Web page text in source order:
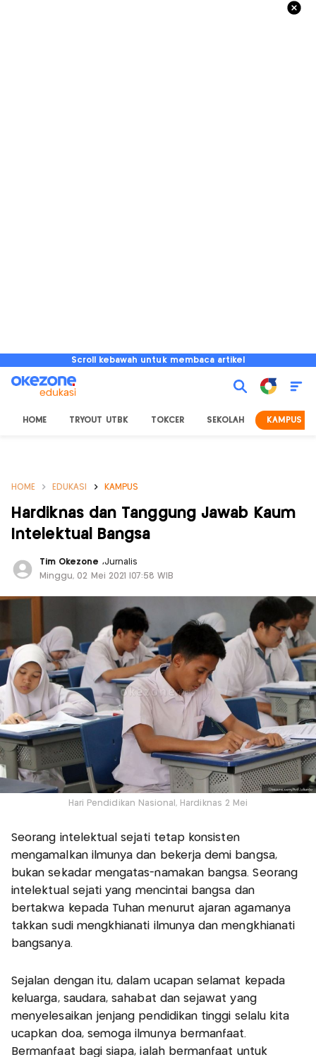
Scroll kebawah untuk membaca artikel
HOME TRYOUT UTBK TOKCER SEKOLAH KAMPUS
HOME EDUKASI KAMPUS
Hardiknas dan Tanggung Jawab Kaum
Intelektual Bangsa
Tim Okezone ,Jurnalis
Minggu, 02 Mei 2021 |07:58 WIB
Hari Pendidikan Nasional, Hardiknas 2 Mei
Seorang intelektual sejati tetap konsisten
mengamalkan ilmunya dan bekerja demi bangsa,
bukan sekadar mengatas-namakan bangsa. Seorang
intelektual sejati yang mencintai bangsa dan
bertakwa kepada Tuhan menurut ajaran agamanya
takkan sudi mengkhianati ilmunya dan mengkhianati
bangsanya.
Sejalan dengan itu, dalam ucapan selamat kepada
keluarga, saudara, sahabat dan sejawat yang
menyelesaikan jenjang pendidikan tinggi selalu kita
ucapkan doa, semoga ilmunya bermanfaat.
Bermanfaat bagi siapa, ialah bermanfaat untuk